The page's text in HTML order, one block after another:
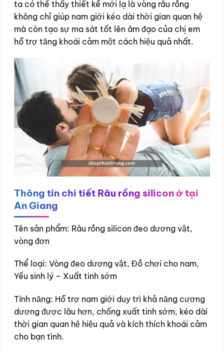
ta có thể thấy thiết kế mới lạ là vòng râu rồng
không chỉ giúp nam giới kéo dài thời gian quan hệ
mà còn tạo sự ma sát tốt lên âm đạo của chị em
hỗ trợ tăng khoái cảm một cách hiệu quả nhất.
Thông tin chi tiết Râu rồng silicon ở tại
An Giang
Tên sản phẩm: Râu rồng silicon đeo dương vật,
vòng đơn
Thể loại: Vòng đeo dương vật, Đồ chơi cho nam,
Yếu sinh lý – Xuất tinh sớm
Tính năng: Hỗ trợ nam giới duy trì khả năng cương
dương được lâu hơn, chống xuất tinh sớm, kéo dài
thời gian quan hệ hiệu quả và kích thích khoái cảm
cho bạn tình.